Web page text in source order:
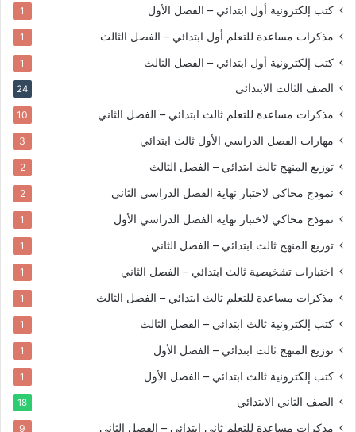
كتب إلكترونية أول ابتدائي – الفصل الأول 1
مذكرات مساعدة للتعلم أول ابتدائي – الفصل الثالث 1
كتب إلكترونية أول ابتدائي – الفصل الثالث 1
الصف الثالث الابتدائي 24
مذكرات مساعدة للتعلم ثالث ابتدائي – الفصل الثاني 10
مهارات الفصل الدراسي الأول ثالث ابتدائي 3
توزيع المنهج ثالث ابتدائي – الفصل الثالث 2
نموذج محاكي لاختبار نهاية الفصل الدراسي الثاني 2
نموذج محاكي لاختبار نهاية الفصل الدراسي الأول 1
توزيع المنهج ثالث ابتدائي – الفصل الثاني 1
اختبارات تشخيصية ثالث ابتدائي – الفصل الثاني 1
مذكرات مساعدة للتعلم ثالث ابتدائي – الفصل الثالث 1
كتب إلكترونية ثالث ابتدائي – الفصل الثالث 1
توزيع المنهج ثالث ابتدائي – الفصل الأول 1
كتب إلكترونية ثالث ابتدائي – الفصل الأول 1
الصف الثاني الابتدائي 18
مذكرات مساعدة للتعلم ثاني ابتدائي – الفصل الثاني 9